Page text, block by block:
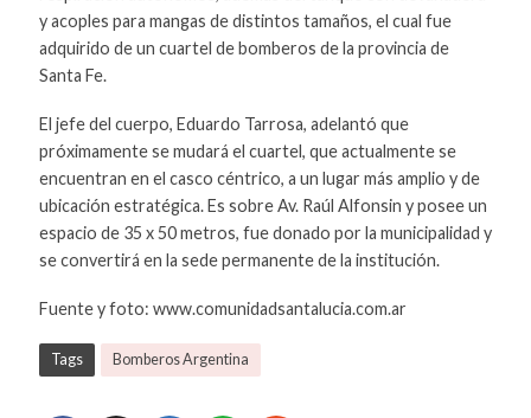
y acoples para mangas de distintos tamaños, el cual fue
adquirido de un cuartel de bomberos de la provincia de
Santa Fe.
El jefe del cuerpo, Eduardo Tarrosa, adelantó que
próximamente se mudará el cuartel, que actualmente se
encuentran en el casco céntrico, a un lugar más amplio y de
ubicación estratégica. Es sobre Av. Raúl Alfonsin y posee un
espacio de 35 x 50 metros, fue donado por la municipalidad y
se convertirá en la sede permanente de la institución.
Fuente y foto: www.comunidadsantalucia.com.ar
Tags Bomberos Argentina